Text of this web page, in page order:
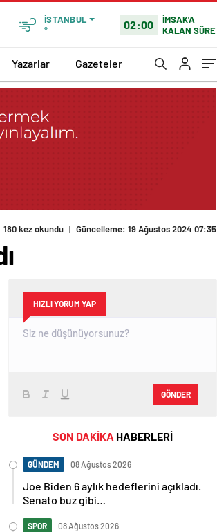
İSTANBUL
°
02:00
İMSAK'A
KALAN SÜRE
Yazarlar Gazeteler
180 kez okundu | Güncelleme: 19 Ağustos 2024 07:35
HIZLI YORUM YAP
GÖNDER
SON DAKİKA HABERLERİ
GÜNDEM 08 Ağustos 2026
Joe Biden 6 aylık hedeflerini açıkladı.
Senato buz gibi…
SPOR 08 Ağustos 2026